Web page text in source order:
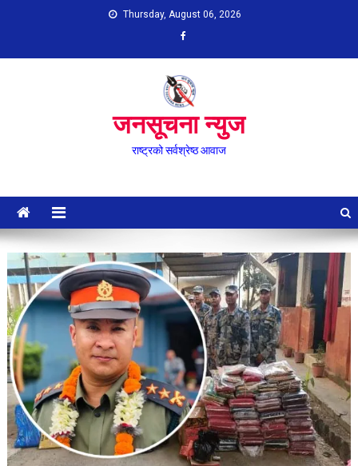
Thursday, August 06, 2026
जनसूचना न्युज
राष्ट्रको सर्वश्रेष्ठ आवाज